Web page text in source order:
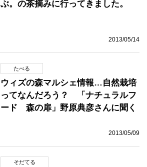
ぶ。の茶摘みに行ってきました。
2013/05/14
たべる
ウィズの森マルシェ情報…自然栽培
ってなんだろう？ 「ナチュラルフ
ード 森の扉」野原典彦さんに聞く
2013/05/09
そだてる